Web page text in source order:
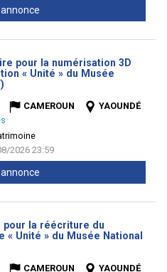
pour la numérisation 3D
« Unité » du Musée
CAMEROUN
YAOUNDÉ
2026 23:59
pour la réécriture du
Unité » du Musée National
CAMEROUN
YAOUNDÉ